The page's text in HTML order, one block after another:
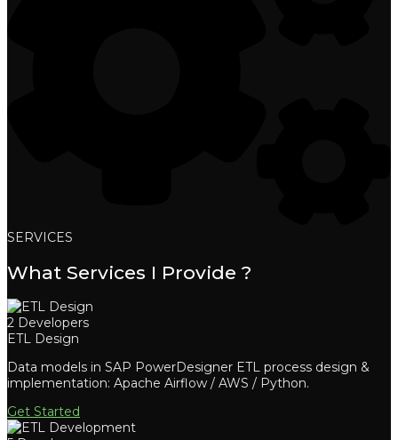
SERVICES
What Services I Provide ?
2 Developers
ETL Design
Data models in SAP PowerDesigner ETL process design &
implementation: Apache Airflow / AWS / Python.
Get Started